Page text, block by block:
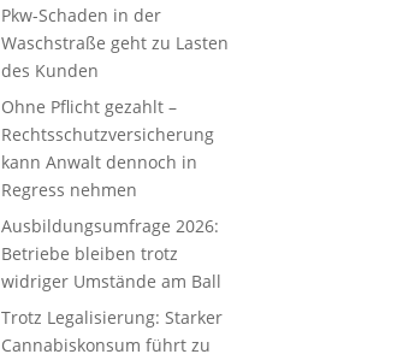
Pkw-Schaden in der
Waschstraße geht zu Lasten
des Kunden
Ohne Pflicht gezahlt –
Rechtsschutzversicherung
kann Anwalt dennoch in
Regress nehmen
Ausbildungsumfrage 2026:
Betriebe bleiben trotz
widriger Umstände am Ball
Trotz Legalisierung: Starker
Cannabiskonsum führt zu